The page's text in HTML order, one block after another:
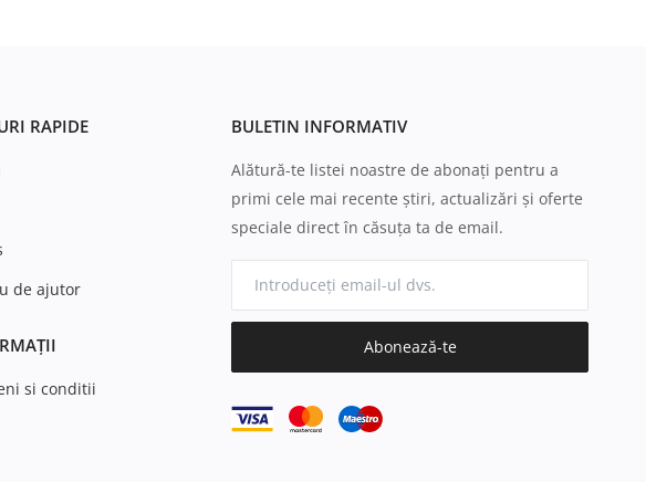
RAPIDE
de ajutor
si conditii
BULETIN INFORMATIV
Alătură-te listei noastre de abonați pentru a
primi cele mai recente știri, actualizări și oferte
speciale direct în căsuța ta de email.
Abonează-te